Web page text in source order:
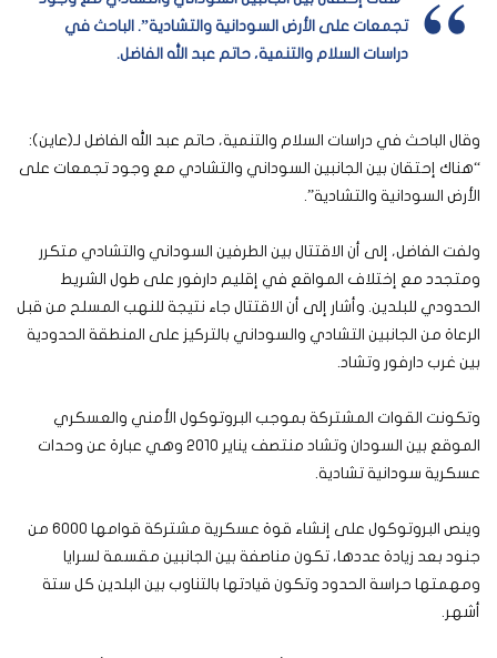
تجمعات على الأرض السودانية والتشادية”. الباحث في
دراسات السلام والتنمية، حاتم عبد الله الفاضل.
وقال الباحث في دراسات السلام والتنمية، حاتم عبد الله الفاضل لـ(عاين):
“هناك إحتقان بين الجانبين السوداني والتشادي مع وجود تجمعات على
الأرض السودانية والتشادية”.
ولفت الفاضل، إلى أن الاقتتال بين الطرفين السوداني والتشادي متكرر
ومتجدد مع إختلاف المواقع في إقليم دارفور على طول الشريط
الحدودي للبلدين. وأشار إلى أن الاقتتال جاء نتيجة للنهب المسلح من قبل
الرعاة من الجانبين التشادي والسوداني بالتركيز على المنطقة الحدودية
بين غرب دارفور وتشاد.
وتكونت القوات المشتركة بموجب البروتوكول الأمني والعسكري
الموقع بين السودان وتشاد منتصف يناير 2010 وهي عبارة عن وحدات
عسكرية سودانية تشادية.
وينص البروتوكول على إنشاء قوة عسكرية مشتركة قوامها 6000 من
جنود بعد زيادة عددها، تكون مناصفة بين الجانبين مقسمة لسرايا
ومهمتها حراسة الحدود وتكون قيادتها بالتناوب بين البلدين كل ستة
أشهر.